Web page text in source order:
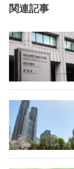
関連記事